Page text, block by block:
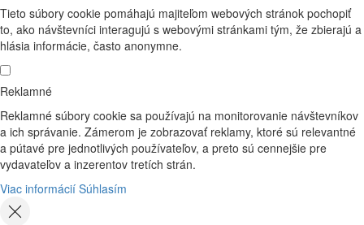
Tieto súbory cookie pomáhajú majiteľom webových stránok pochopiť
to, ako návštevníci interagujú s webovými stránkami tým, že zbierajú a
hlásia informácie, často anonymne.
Reklamné
Reklamné súbory cookie sa používajú na monitorovanie návštevníkov
a ich správanie. Zámerom je zobrazovať reklamy, ktoré sú relevantné
a pútavé pre jednotlivých používateľov, a preto sú cennejšie pre
vydavateľov a inzerentov tretích strán.
Viac informácií Súhlasím